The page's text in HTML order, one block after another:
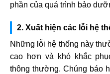
phần của quá trình bảo
2. Xuất hiện các lỗi hệ
Những lỗi hệ thống này
cao hơn và khó khắc
thông thường. Chúng báo